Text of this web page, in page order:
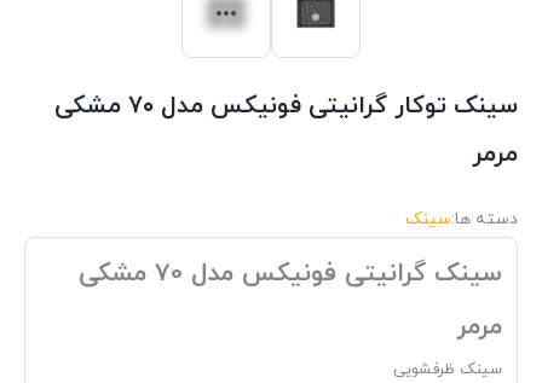
سینک توکار گرانیتی فونیکس مدل ۷۰ مشکی
مرمر
دسته ها:سینک
سینک گرانیتی فونیکس مدل 70 مشکی
مرمر
سینک ظرفشویی